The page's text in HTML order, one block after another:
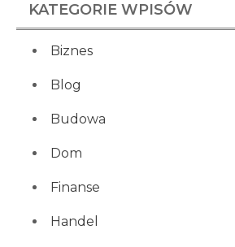
KATEGORIE WPISÓW
Biznes
Blog
Budowa
Dom
Finanse
Handel